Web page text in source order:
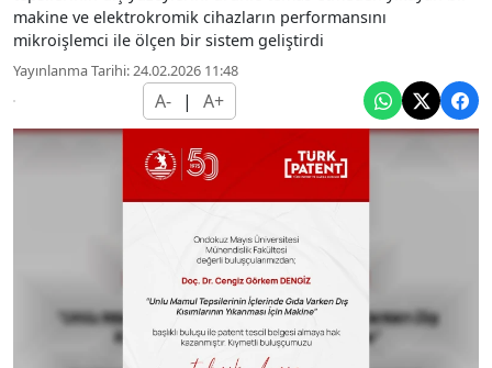
makine ve elektrokromik cihazların performansını
mikroişlemci ile ölçen bir sistem geliştirdi
Yayınlanma Tarihi: 24.02.2026 11:48
A- | A+